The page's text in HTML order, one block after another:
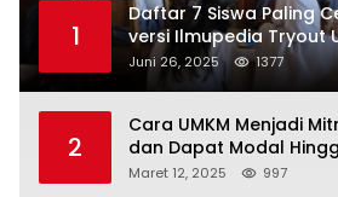
1
Daftar 7 Siswa Paling
versi Ilmupedia Tryout
Juni 26, 2025 1377
2
Cara UMKM Menjadi
dan Dapat Modal
Maret 12, 2025 997